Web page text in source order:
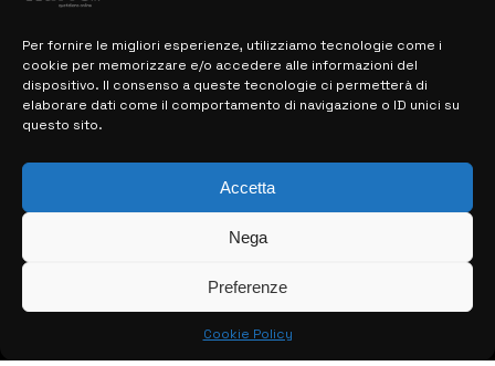
Per fornire le migliori esperienze, utilizziamo tecnologie come i
cookie per memorizzare e/o accedere alle informazioni del
dispositivo. Il consenso a queste tecnologie ci permetterà di
elaborare dati come il comportamento di navigazione o ID unici su
questo sito.
Accetta
Nega
Preferenze
Cookie Policy
MAPPA DEL SITO
> NOTIZIE
> EDIZIONI LOCALI